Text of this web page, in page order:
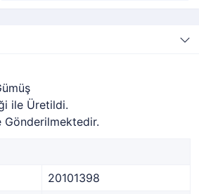
ile Üretildi.
Gönderilmektedir.
20101398